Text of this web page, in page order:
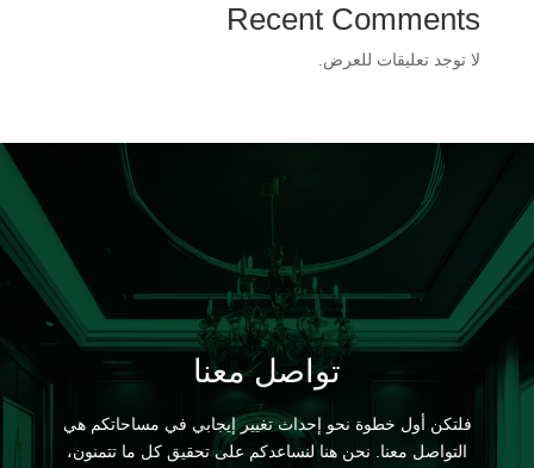
Recent Comments
لا توجد تعليقات للعرض.
تواصل معنا
فلتكن أول خطوة نحو إحداث تغيير إيجابي في مساحاتكم هي
التواصل معنا. نحن هنا لنساعدكم على تحقيق كل ما تتمنون،